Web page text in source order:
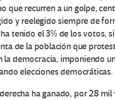
que recurren a un golpe,
y reelegido siempre de
tenido el 3% de los votos,
de la población que
la democracia, imponiendo
elecciones democráticas.
derecha ha ganado, por 28